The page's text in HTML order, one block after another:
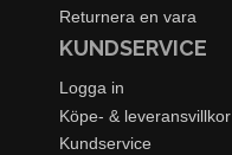
Returnera en vara
KUNDSERVICE
Logga in
Köpe- & leveransvillkor
Kundservice